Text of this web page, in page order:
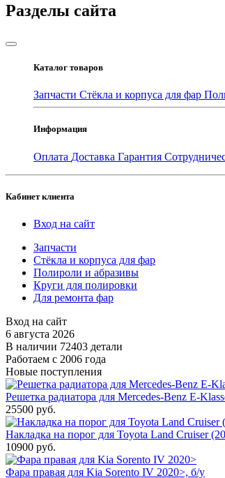
Разделы сайта
Каталог товаров
Запчасти Стёкла и корпуса для фар
Информация
Оплата Доставка Гарантия
Кабинет клиента
Вход на сайт
Запчасти
Стёкла и корпуса для фар
Полироли и абразивы
Круги для полировки
Для ремонта фар
Вход на сайт
6 августа 2026
В наличии 72403 детали
Работаем с 2006 года
Новые поступления
Решетка радиатора для Mercedes-Benz E-
25500 руб.
Накладка на порог для Toyota Land Cruiser
10900 руб.
Фара правая для Kia Sorento IV 2020>, б/у